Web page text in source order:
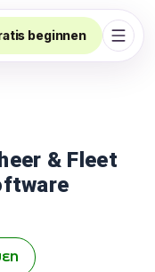
beginnen
& Fleet